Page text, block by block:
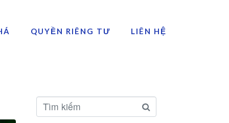
QUYỀN RIÊNG TƯ LIÊN HỆ